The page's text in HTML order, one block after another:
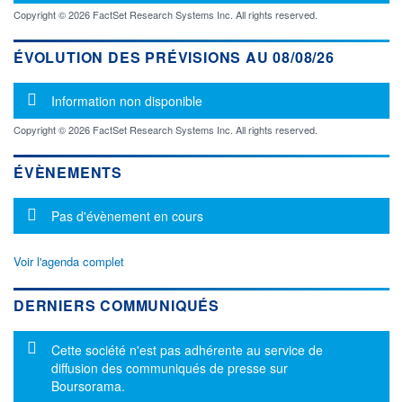
Copyright © 2026 FactSet Research Systems Inc. All rights reserved.
ÉVOLUTION DES PRÉVISIONS AU 08/08/26
Message d'information
Information non disponible
Copyright © 2026 FactSet Research Systems Inc. All rights reserved.
ÉVÈNEMENTS
Message d'information
Pas d'évènement en cours
Voir l'agenda complet
DERNIERS COMMUNIQUÉS
Message d'information
Cette société n'est pas adhérente au service de
diffusion des communiqués de presse sur
Boursorama.